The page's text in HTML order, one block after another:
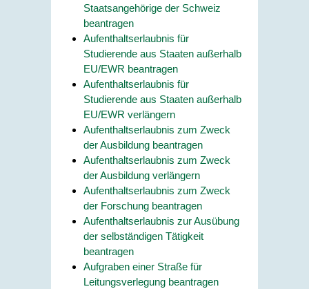
Staatsangehörige der Schweiz
beantragen
Aufenthaltserlaubnis für
Studierende aus Staaten außerhalb
EU/EWR beantragen
Aufenthaltserlaubnis für
Studierende aus Staaten außerhalb
EU/EWR verlängern
Aufenthaltserlaubnis zum Zweck
der Ausbildung beantragen
Aufenthaltserlaubnis zum Zweck
der Ausbildung verlängern
Aufenthaltserlaubnis zum Zweck
der Forschung beantragen
Aufenthaltserlaubnis zur Ausübung
der selbständigen Tätigkeit
beantragen
Aufgraben einer Straße für
Leitungsverlegung beantragen